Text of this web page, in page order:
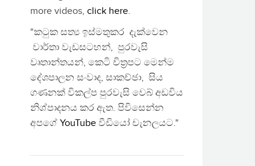
more videos, click here.
"කටුක සත්‍ය ඉස්මතුකර දැක්වෙන
වාර්තා වැඩසටහන්, පුරවැසි
වෘතාන්තයන්, කෙටි චිත්‍රපට මෙන්ම
දේශපාලන සංවාද, සාකච්ඡා, සිය
ගණනක් විකල්ප පුරවැසි වෙබ් අඩවිය
නිශ්පාදනය කර ඇත. පිවිසෙන්න
අපගේ YouTube වීඩියෝ චැනලයට."